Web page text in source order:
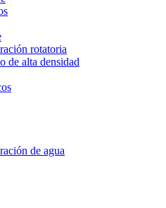
rotatoria
de alta densidad
de agua